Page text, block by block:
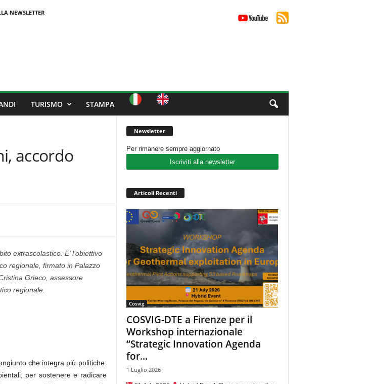
NEWSLETTER
TURISMO STAMPA
accordo
extrascolastico. E’ l’obiettivo
regionale, firmato in Palazzo
Grieco, assessore
regionale.
che integra più politiche:
per sostenere e radicare
Newsletter
Per rimanere sempre aggiornato
Iscriviti alla newsletter
Articoli Recenti
Cosvig
COSVIG-DTE a Firenze per il
Workshop internazionale
“Strategic Innovation Agenda
for...
1 Luglio 2026